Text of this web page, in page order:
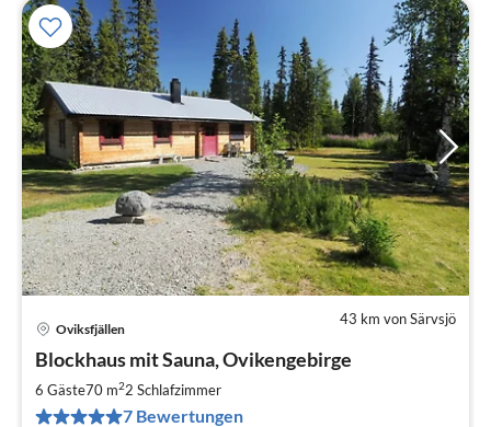
43 km von Särvsjö
Oviksfjällen
Blockhaus mit Sauna, Ovikengebirge
6 Gäste70 m22 Schlafzimmer
7 Bewertungen